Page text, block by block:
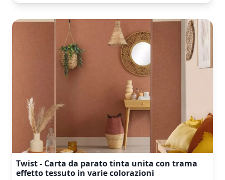
Twist - Carta da parato tinta unita con trama
effetto tessuto in varie colorazioni